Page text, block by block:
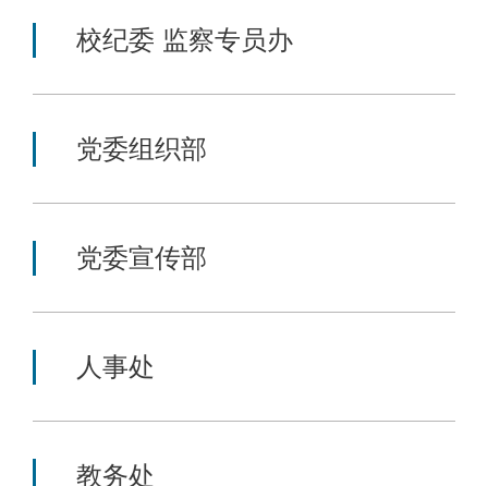
校纪委 监察专员办
党委组织部
党委宣传部
人事处
教务处